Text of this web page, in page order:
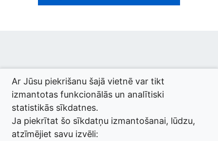
© 2026 termini.gov.lv. Izstrādātājs:Tilde.
Ar Jūsu piekrišanu šajā vietnē var tikt
izmantotas funkcionālās un analītiski
statistikās sīkdatnes.
Ja piekrītat šo sīkdatņu izmantošanai, lūdzu,
atzīmējiet savu izvēli: